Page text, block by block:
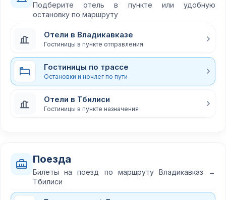
Подберите отель в пункте или удобную
остановку по маршруту
Отели в Владикавказе
Гостиницы в пункте отправления
Гостиницы по трассе
Остановки и ночлег по пути
Отели в Тбилиси
Гостиницы в пункте назначения
Поезда
Билеты на поезд по маршруту Владикавказ →
Тбилиси